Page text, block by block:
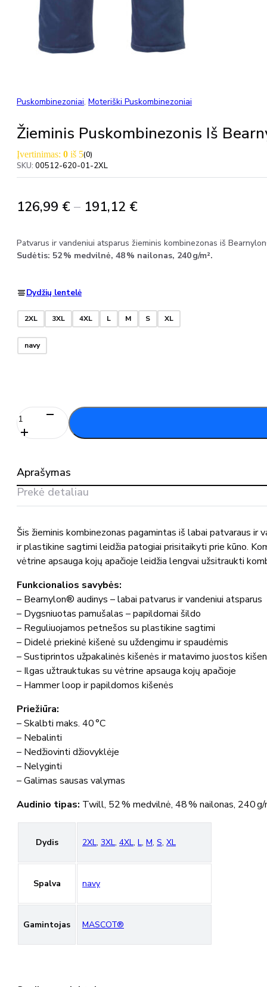
Puskombinezoniai, Moteriški Puskombinezoniai
Žieminis Puskombinezonis Iš
Įvertinimas: 0 iš 5(0)
SKU: 00512-620-01-2XL
126,99 € – 191,12 €Price
126,99 €
through
Patvarus ir vandeniui atsparus žieminis kombinezonas iš
Sudėtis: 52 % medvilnė, 48 % nailonas, 240 g/m².
Dydžių lentelė
2XL 3XL 4XL L M S XL
navy
produkto
kiekis:
Žieminis
Bearnylon®
00512-
Aprašymas
Prekė detaliau
Šis žieminis kombinezonas pagamintas iš labai patvaraus
ir plastikine sagtimi leidžia patogiai prisitaikyti prie kūno.
vėtrine apsauga kojų apačioje leidžia lengvai užsitraukti
Funkcionalios savybės:
– Bearnylon® audinys – labai patvarus ir vandeniui atsparus
– Dygsniuotas pamušalas – papildomai šildo
– Reguliuojamos petnešos su plastikine sagtimi
– Didelė priekinė kišenė su uždengimu ir spaudėmis
– Sustiprintos užpakalinės kišenės ir matavimo juostos
– Ilgas užtrauktukas su vėtrine apsauga kojų apačioje
– Hammer loop ir papildomos kišenės
Priežiūra:
– Skalbti maks. 40 °C
– Nebalinti
– Nedžiovinti džiovyklėje
– Nelyginti
– Galimas sausas valymas
Audinio tipas: Twill, 52 % medvilnė, 48 % nailonas, 240 g/
Dydis 2XL, 3XL, 4XL, L, M, S, XL
Spalva navy
Gamintojas MASCOT®